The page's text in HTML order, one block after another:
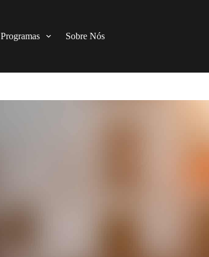
Programas Sobre Nós